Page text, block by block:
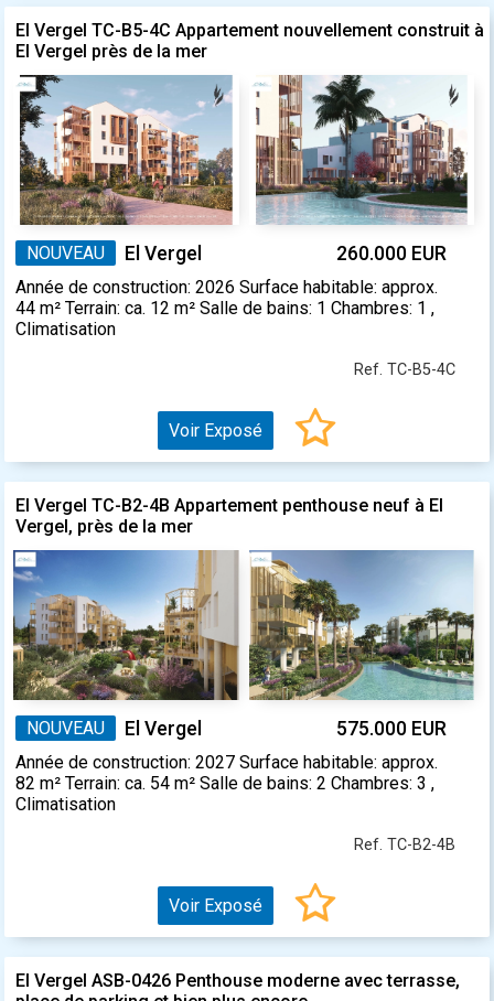
El Vergel TC-B5-4C Appartement nouvellement construit à
El Vergel près de la mer
NOUVEAU El Vergel 260.000 EUR
Année de construction: 2026 Surface habitable: approx.
44 m² Terrain: ca. 12 m² Salle de bains: 1 Chambres: 1 ,
Climatisation
Ref. TC-B5-4C
Voir Exposé
El Vergel TC-B2-4B Appartement penthouse neuf à El
Vergel, près de la mer
NOUVEAU El Vergel 575.000 EUR
Année de construction: 2027 Surface habitable: approx.
82 m² Terrain: ca. 54 m² Salle de bains: 2 Chambres: 3 ,
Climatisation
Ref. TC-B2-4B
Voir Exposé
El Vergel ASB-0426 Penthouse moderne avec terrasse,